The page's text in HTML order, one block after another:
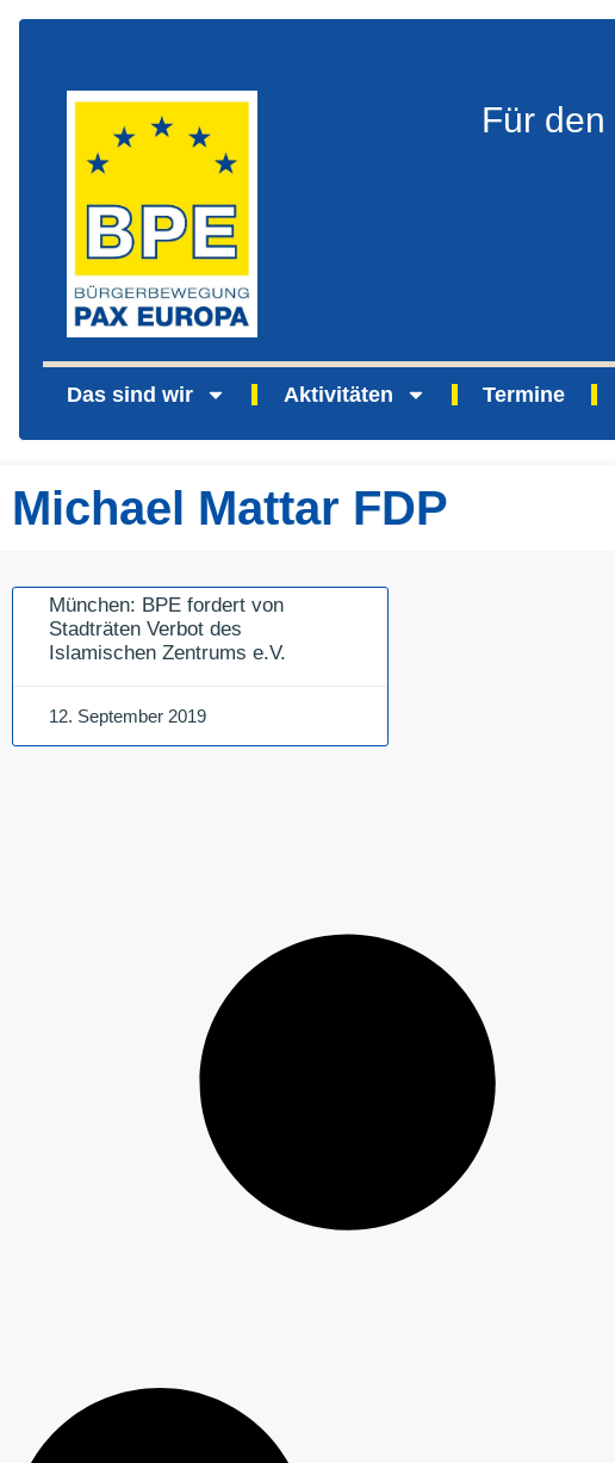
Für den
Das sind wir Aktivitäten Termine
Michael Mattar FDP
München: BPE fordert von
Stadträten Verbot des
Islamischen Zentrums e.V.
12. September 2019